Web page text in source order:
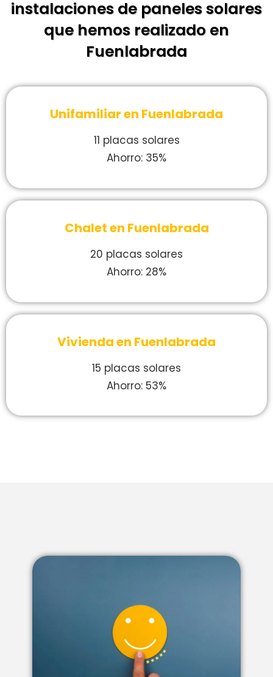
instalaciones de paneles solares
que hemos realizado en
Fuenlabrada
Unifamiliar en Fuenlabrada
11 placas solares
Ahorro: 35%
Chalet en Fuenlabrada
20 placas solares
Ahorro: 28%
Vivienda en Fuenlabrada
15 placas solares
Ahorro: 53%